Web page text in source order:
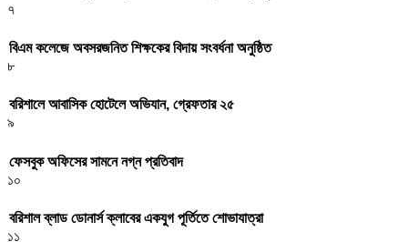
৭
বিএম কলেজে অবসরজনিত শিক্ষকের বিদায় সংবর্ধনা অনুষ্ঠিত
৮
বরিশালে আবাসিক হোটেলে অভিযান, গ্রেফতার ২৫
৯
ফেসবুক অফিসের সামনে নগ্ন প্রতিবাদ
১০
বরিশাল ব্লাড ডোনার্স ক্লাবের একযুগ পূর্তিতে শোভাযাত্রা
১১